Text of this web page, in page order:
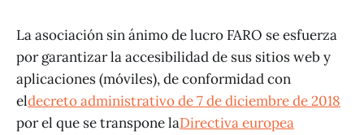
La asociación sin ánimo de lucro FARO se esfuerza
por garantizar la accesibilidad de sus sitios web y
aplicaciones (móviles), de conformidad con
eldecreto administrativo de 7 de diciembre de 2018
por el que se transpone laDirectiva europea